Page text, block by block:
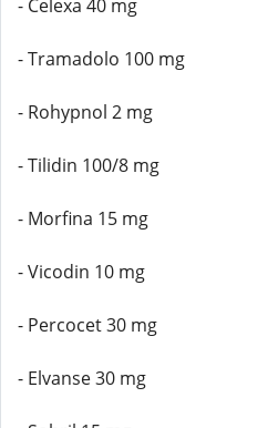
- Celexa 40 mg
- Tramadolo 100 mg
- Rohypnol 2 mg
- Tilidin 100/8 mg
- Morfina 15 mg
- Vicodin 10 mg
- Percocet 30 mg
- Elvanse 30 mg